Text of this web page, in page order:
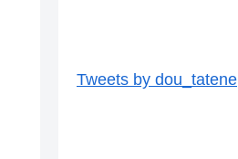
Tweets by dou_tatene